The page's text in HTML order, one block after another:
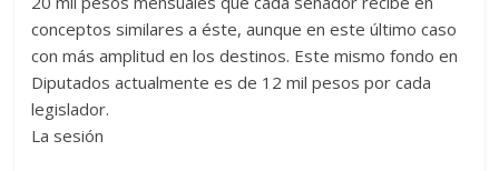
conceptos similares a éste, aunque en este último caso
con más amplitud en los destinos. Este mismo fondo en
Diputados actualmente es de 12 mil pesos por cada
legislador.
La sesión